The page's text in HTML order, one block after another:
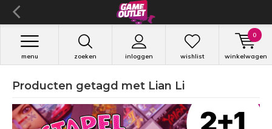
zoeken inloggen
menu wishlist winkelwagen
0
Producten getagd met Lian Li